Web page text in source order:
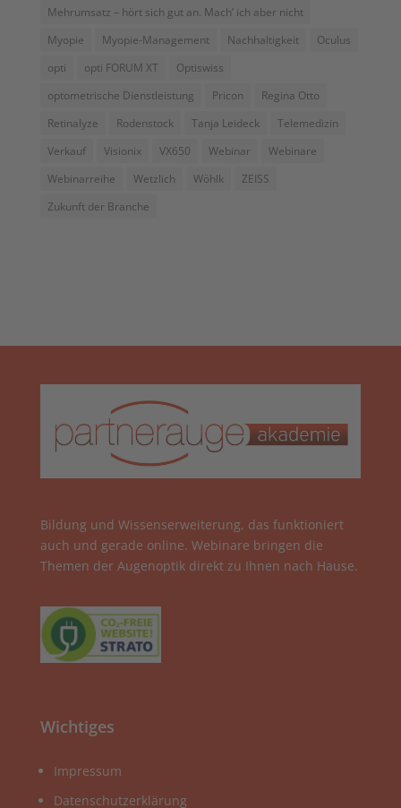
Mehrumsatz – hört sich gut an. Mach’ ich aber nicht
Myopie
Myopie-Management Nachhaltigkeit
Oculus
opti
opti FORUM XT
Optiswiss
optometrische Dienstleistung
Pricon
Regina Otto
Retinalyze
Rodenstock Tanja Leideck
Telemedizin
Verkauf
Visionix VX650 Webinar
Webinare
Webinarreihe
Wetzlich Wöhlk
ZEISS
Zukunft der Branche
Bildung und Wissenserweiterung, das funktioniert
auch und gerade online. Webinare bringen die
Themen der Augenoptik direkt zu Ihnen nach Hause.
Wichtiges
Impressum
Datenschutzerklärung